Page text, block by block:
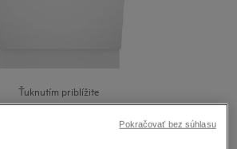
Ťuknutím priblížite
Pokračovať bez súhlasu